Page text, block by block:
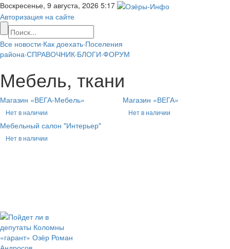
Воскресенье, 9 августа, 2026 5:17
Авторизация на сайте
Все новости·Как доехать·Поселения
района·СПРАВОЧНИК·БЛОГИ·ФОРУМ
Мебель, ткани
Магазин «ВЕГА-Мебель»
Нет в наличии
Магазин «ВЕГА»
Нет в наличии
Мебельный салон "Интерьер"
Нет в наличии